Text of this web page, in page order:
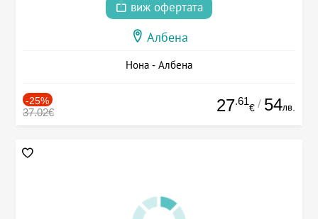
виж офертата
Албена
Нона - Албена
-25%
37.02€ 27.61
€ / 54лв.